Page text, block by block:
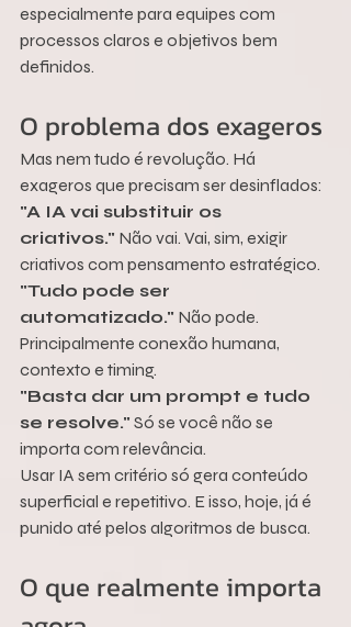
especialmente para equipes com
processos claros e objetivos bem
definidos.
O problema dos exageros
Mas nem tudo é revolução. Há
exageros que precisam ser desinflados:
"A IA vai substituir os
criativos." Não vai. Vai, sim, exigir
criativos com pensamento estratégico.
"Tudo pode ser
automatizado." Não pode.
Principalmente conexão humana,
contexto e timing.
"Basta dar um prompt e tudo
se resolve." Só se você não se
importa com relevância.
Usar IA sem critério só gera conteúdo
superficial e repetitivo. E isso, hoje, já é
punido até pelos algoritmos de busca.
O que realmente importa